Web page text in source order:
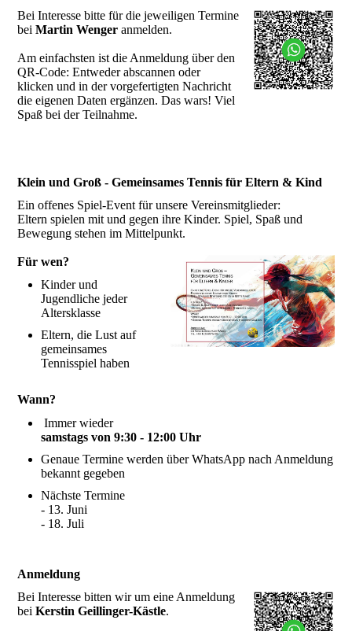
Bei Interesse bitte für die jeweiligen Termine
beiMartin Wenger anmelden.
Am einfachsten ist die Anmeldung über den
QR-Code: Entweder abscannen oder
klicken und in der vorgefertigten Nachricht
die eigenen Daten ergänzen. Das wars! Viel
Spaß bei der Teilnahme.
Klein und Groß - Gemeinsames Tennis für Eltern & Kind
Ein offenes Spiel-Event für unsere Vereinsmitglieder:
Eltern spielen mit und gegen ihre Kinder. Spiel, Spaß und
Bewegung stehen im Mittelpunkt.
Für wen?
Kinder und
Jugendliche jeder
Altersklasse
Eltern, die Lust auf
gemeinsames
Tennisspiel haben
Wann?
Immer wieder
samstags von 9:30 - 12:00 Uhr
Genaue Termine werden über WhatsApp nach Anmeldung
bekannt gegeben
Nächste Termine
- 13. Juni
- 18. Juli
Anmeldung
Bei Interesse bitten wir um eine Anmeldung
beiKerstin Geillinger-Kästle.